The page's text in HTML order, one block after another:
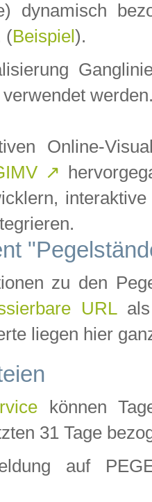
dynamisch
(Beispiel ).
verwendet
Online-
↗
zu den
URLals
liegen hier
können
31 Tage
auf